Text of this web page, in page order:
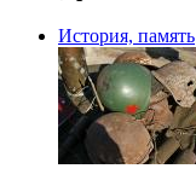
История, память